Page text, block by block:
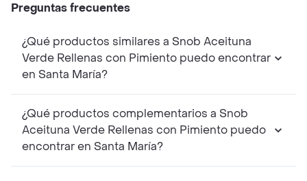
Preguntas frecuentes
¿Qué productos similares a Snob Aceituna
Verde Rellenas con Pimiento puedo encontrar
en Santa María?
¿Qué productos complementarios a Snob
Aceituna Verde Rellenas con Pimiento puedo
encontrar en Santa María?